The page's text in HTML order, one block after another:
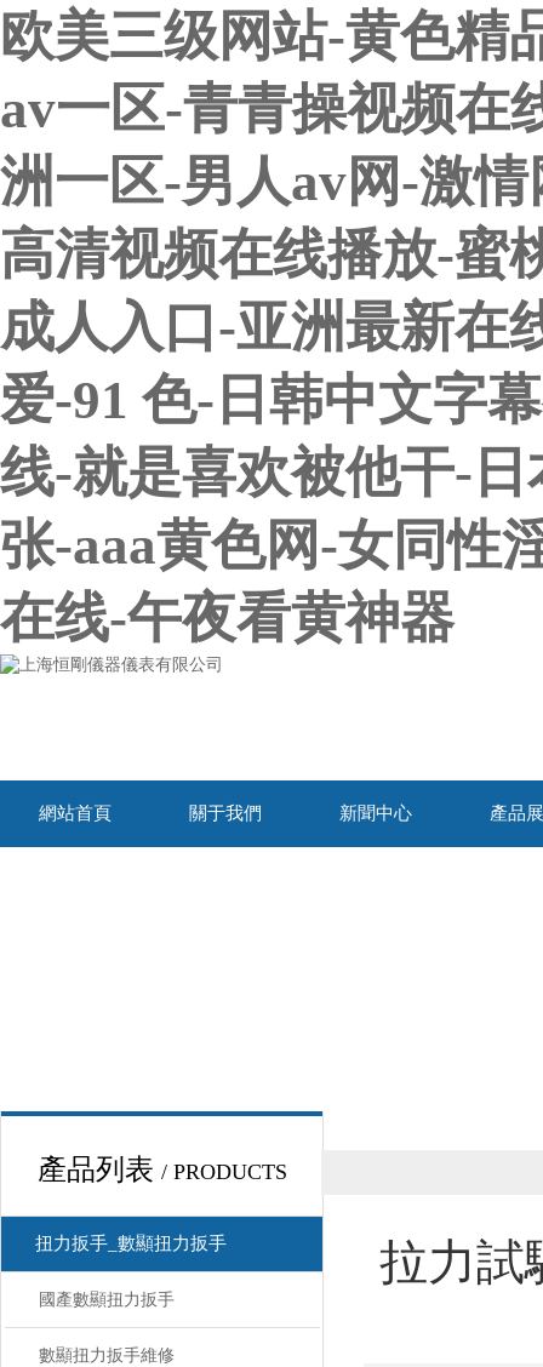
欧美三级网站-黄色精
av一区-青青操视频在
洲一区-男人av网-激
高清视频在线播放-蜜
成人入口-亚洲最新在
爱-91 色-日韩中文字
线-就是喜欢被他干-
张-aaa黄色网-女同性
在线-午夜看黄神器
網站首頁 關于我們 新聞中心 產品
產品列表 / PRODUCTS
扭力扳手_數顯扭力扳手
國產數顯扭力扳手
數顯扭力扳手維修
拉力試